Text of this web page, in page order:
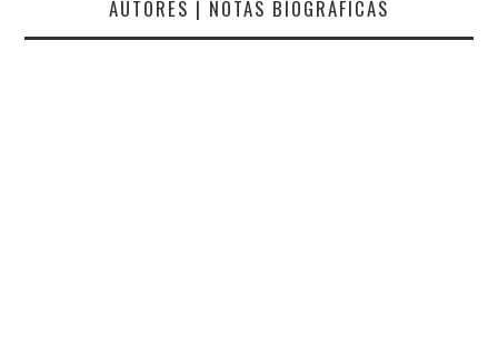
AUTORES | NOTAS BIOGRÁFICAS